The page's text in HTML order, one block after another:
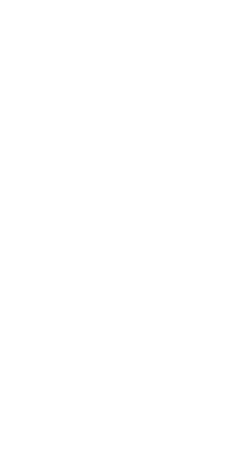
de le résoudre, vous pouvez le contourner à l'aide d'un
pour l'utiliser dans votre outil de messagerie
dans le presse-papier